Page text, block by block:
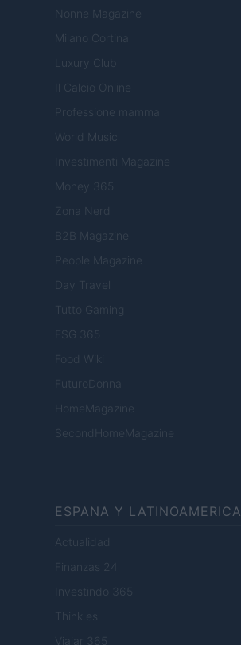
Nonne Magazine
Milano Cortina
Luxury Club
Il Calcio Online
Professione mamma
World Music
Investimenti Magazine
Money 365
Zona Nerd
B2B Magazine
People Magazine
Day Travel
Tutto Gaming
ESG 365
Food Wiki
FuturoDonna
HomeMagazine
SecondHomeMagazine
ESPANA Y LATINOAMERICA
Actualidad
Finanzas 24
Investindo 365
Think.es
Viajar 365